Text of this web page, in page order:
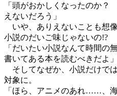
「頭がおかしくなったのか
えないだろう」
いや、ありえないことも想
小説のだいご味じゃないの!?
「だいたい小説なんて時間の
書いてある本を読むべきだよ」
そしてなぜか、小説だけで
対象に。
「ほら、アニメのあれ……、